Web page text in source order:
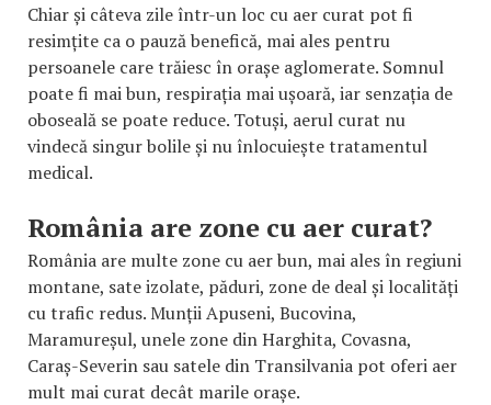
Chiar și câteva zile într-un loc cu aer curat pot fi
resimțite ca o pauză benefică, mai ales pentru
persoanele care trăiesc în orașe aglomerate. Somnul
poate fi mai bun, respirația mai ușoară, iar senzația de
oboseală se poate reduce. Totuși, aerul curat nu
vindecă singur bolile și nu înlocuiește tratamentul
medical.
România are zone cu aer curat?
România are multe zone cu aer bun, mai ales în regiuni
montane, sate izolate, păduri, zone de deal și localități
cu trafic redus. Munții Apuseni, Bucovina,
Maramureșul, unele zone din Harghita, Covasna,
Caraș-Severin sau satele din Transilvania pot oferi aer
mult mai curat decât marile orașe.